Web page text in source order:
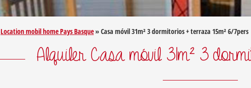
Location mobil home Pays Basque» Casa móvil 31m² 3 dormitorios + terraza 15m² 6/7pers
Alquiler Casa móvil 31m² 3